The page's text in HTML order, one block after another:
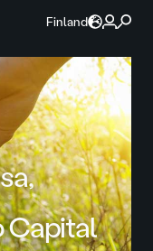
Finland
Capital